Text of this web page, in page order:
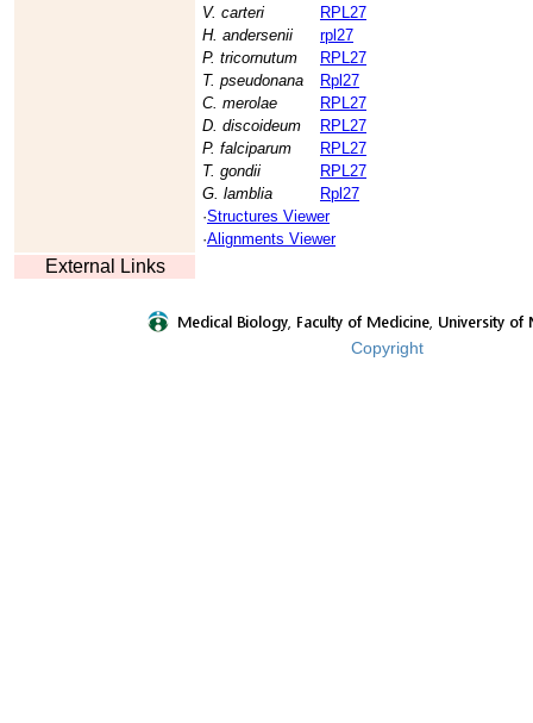
V. carteri
RPL27
H. andersenii
rpl27
P. tricornutum
RPL27
T. pseudonana
Rpl27
C. merolae
RPL27
D. discoideum
RPL27
P. falciparum
RPL27
T. gondii
RPL27
G. lamblia
Rpl27
·Structures Viewer
·Alignments Viewer
External Links
Copyright